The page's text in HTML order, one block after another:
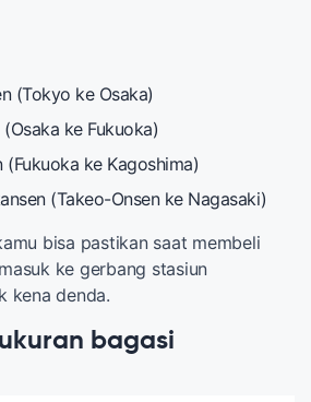
(Tokyo ke Osaka)
(Osaka ke Fukuoka)
(Fukuoka ke Kagoshima)
(Takeo-Onsen ke Nagasaki)
bisa pastikan saat membeli
ke gerbang stasiun
kena denda.
bagasi